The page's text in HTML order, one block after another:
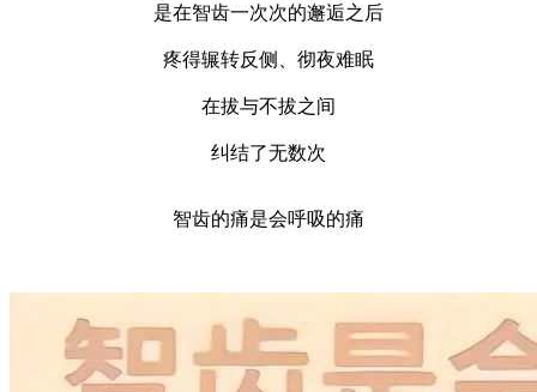
是在智齿一次次的邂逅之后
疼得辗转反侧、彻夜难眠
在拔与不拔之间
纠结了无数次
智齿的痛是会呼吸的痛